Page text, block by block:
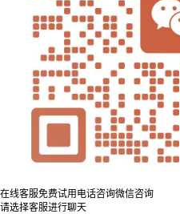
在线客服免费试用 电话咨询微信咨询
请选择客服进行聊天